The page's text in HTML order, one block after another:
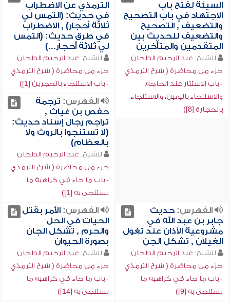
السيئة لفتح باب
الاجتهاد في باب التصحيح
والتضعيف , التصحيح
والتضعيف للحديث بين
المتقدمين والمتأخرين
للشيخ: عبد الرحيم الطحان
جزء من محاضرة ( شرح الترمذي
- باب الاستتار عند الحاجة،
والاستنجاء باليمين، والاستنجاء
بالحجارة [8])
الترمذي عن الاضطراب
في حديث: (التمس لي
ثلاثة أحجار) , الاضطراب
في طرق حديث: (التمس
لي ثلاثة أحجار...)
للشيخ: عبد الرحيم الطحان
جزء من محاضرة ( شرح الترمذي
- باب الاستنجاء بالحجرين [1])
الفهرس: ترجمة
حفص بن غياث ,
تراجم رجال إسناد حديث:
(لا تستنجوا بالروث ولا
بالعظام)
للشيخ: عبد الرحيم الطحان
جزء من محاضرة ( شرح الترمذي
- باب ما جاء في كراهية ما
يستنجى به [1])
الفهرس:حديث
جابر بن عبد الله في
مشروعية الأذان عند تغول
الغيلان , تشكل الجن
للشيخ: عبد الرحيم الطحان
جزء من محاضرة ( شرح الترمذي
- باب ما جاء في كراهية ما
يستنجى به [9])
الفهرس:الأمر بقتل
الحيات في الحل
والحرم , تشكل الجان
بصورة الحيوان
للشيخ: عبد الرحيم الطحان
جزء من محاضرة ( شرح الترمذي
- باب ما جاء في كراهية ما
يستنجى به [14])